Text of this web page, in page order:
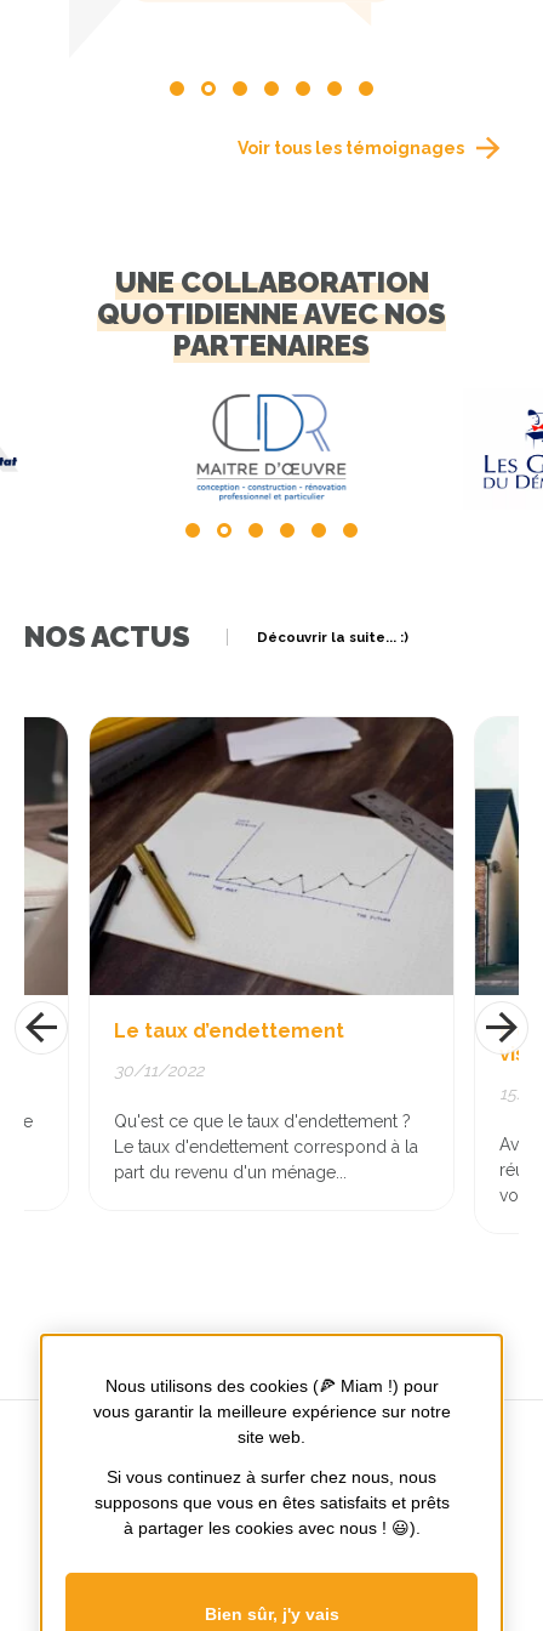
Voir tous les témoignages
UNE COLLABORATION
QUOTIDIENNE AVEC NOS
PARTENAIRES
NOS ACTUS Découvrir la suite... :)
Le taux d’endettement
30/11/2022
Qu'est ce que le taux d'endettement ?
Le taux d'endettement correspond à la
part du revenu d'un ménage...
6 conseils
visites
15/11/2022
Avant la
réussir la
vous devez
Tours / Nantes / Poitiers
FacebookInstagram
Nous utilisons des cookies (🍕 Miam !) pour
vous garantir la meilleure expérience sur notre
site web.
Si vous continuez à surfer chez nous, nous
supposons que vous en êtes satisfaits et prêts
à partager les cookies avec nous ! 😃).
Bien sûr, j'y vais